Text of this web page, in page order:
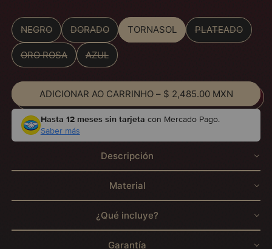
Color
NEGRO DORADO TORNASOL PLATEADO
ORO ROSA AZUL
ADICIONAR AO CARRINHO– $ 2,485.00 MXN
Hasta 12 meses sin tarjeta con Mercado Pago.
Saber más
Descripción
Material
¿Qué incluye?
Garantía